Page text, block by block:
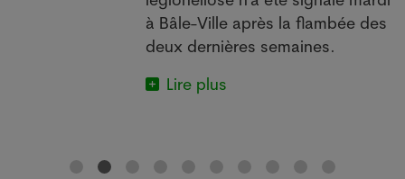
à Bâle-Ville après la flambée des
deux dernières semaines.
Lire plus